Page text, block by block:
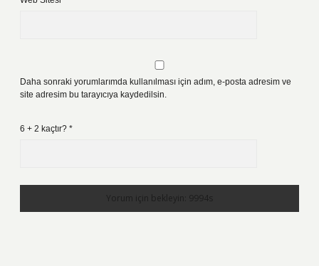
Daha sonraki yorumlarımda kullanılması için adım, e-posta adresim ve
site adresim bu tarayıcıya kaydedilsin.
6 + 2 kaçtır? *